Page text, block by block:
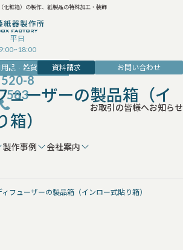
化粧箱）の製作、紙製品の特殊加工・装飾
平日
9:00~18:00
042-
520-8
583
資料請求 お問い合わせ
製作事例 会社案内
お取引の皆様へお知らせ
用品・雑貨用の箱
ューザーの製品箱（イ
）
ィフューザーの製品箱（インロー式貼り箱）